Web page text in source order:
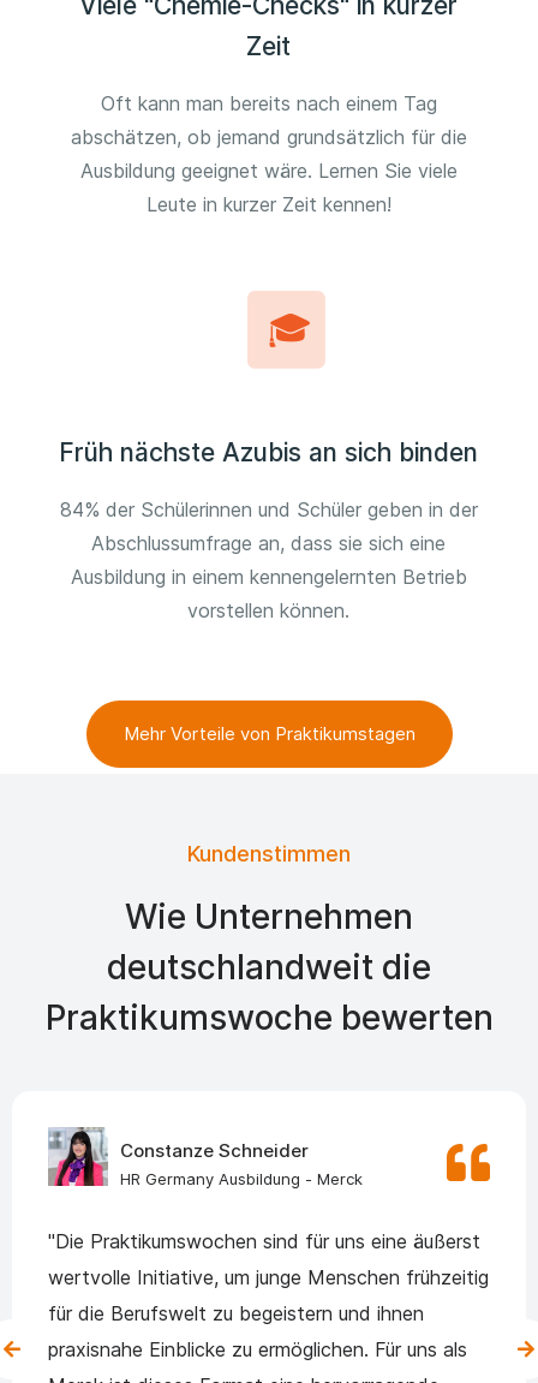
Zeit
Oft kann man bereits nach einem Tag
abschätzen, ob jemand grundsätzlich für die
Ausbildung geeignet wäre. Lernen Sie viele
Leute in kurzer Zeit kennen!
Früh nächste Azubis an sich binden
84% der Schülerinnen und Schüler geben in der
Abschlussumfrage an, dass sie sich eine
Ausbildung in einem kennengelernten Betrieb
vorstellen können.
Mehr Vorteile von Praktikumstagen
Kundenstimmen
Wie Unternehmen
deutschlandweit die
Praktikumswoche bewerten
Constanze Schneider
HR Germany Ausbildung - Merck
"Die Praktikumswochen sind für uns eine äußerst
wertvolle Initiative, um junge Menschen frühzeitig
für die Berufswelt zu begeistern und ihnen
praxisnahe Einblicke zu ermöglichen. Für uns als